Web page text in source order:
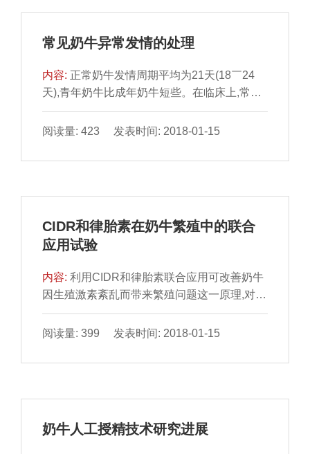
力支撑搬迁、环保投资的重要性。表1中所列
目的分析,数据均摘自历年帐目及保存资料,以
常见奶牛异常发情的处理
内容: 正常奶牛发情周期平均为21天(18￣24
天),青年奶牛比成年奶牛短些。在临床上,常因
营养不良、饲料单一、泌乳过多、环境温度突
变等因素,导致体内激素分泌失调,引起异常发
行处理。1二次发情临床上约占30%左右的产
又很快出现第二次发情,与第一次发情间隔少则
发情奶牛要及时进行第二次输精,输精准胎率较
高。...
阅读量: 423 发表时间: 2018-01-15
CIDR和律胎素在奶牛繁殖中的联合
应用试验
内容:利用CIDR和律胎素联合应用可改善奶牛
因生殖激素紊乱而带来繁殖问题这一原理,对患
有卵巢静止或卵巢囊肿的奶牛进行治疗试验,获
得了受孕率分别达到50%与60%的结果。
阅读量: 399 发表时间: 2018-01-15
奶牛人工授精技术研究进展